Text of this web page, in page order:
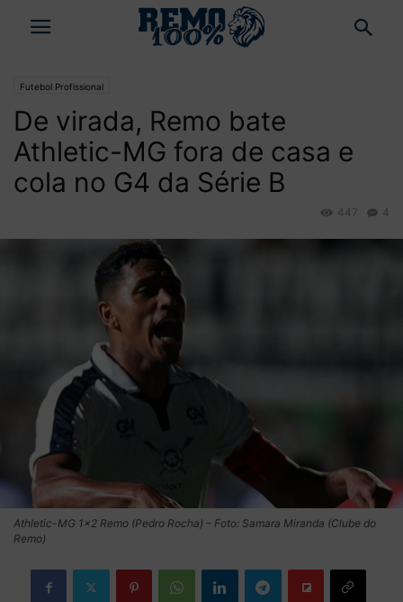
Futebol Profissional
De virada, Remo bate
Athletic-MG fora de casa e
cola no G4 da Série B
4
447
Athletic-MG 1×2 Remo (Pedro Rocha) – Foto: Samara Miranda (Clube do
Remo)